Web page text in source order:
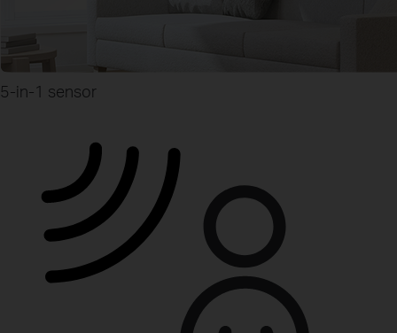
5-in-1 sensor